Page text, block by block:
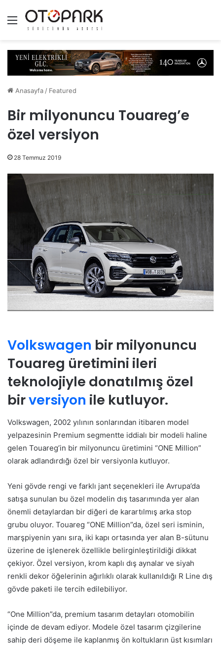
Menü
Anasayfa / Featured
Bir milyonuncu Touareg’e
özel versiyon
28 Temmuz 2019
Volkswagen bir milyonuncu
Touareg üretimini ileri
teknolojiyle donatılmış özel
birversiyon ile kutluyor.
Volkswagen, 2002 yılının sonlarından itibaren model
yelpazesinin Premium segmentte iddialı bir modeli haline
gelen Touareg’in bir milyonuncu üretimini “ONE Million”
olarak adlandırdığı özel bir versiyonla kutluyor.
Yeni gövde rengi ve farklı jant seçenekleri ile Avrupa’da
satışa sunulan bu özel modelin dış tasarımında yer alan
önemli detaylardan bir diğeri de karartılmış arka stop
grubu oluyor. Touareg “ONE Million”da, özel seri isminin,
marşpiyenin yanı sıra, iki kapı ortasında yer alan B-sütunu
üzerine de işlenerek özellikle belirginleştirildiği dikkat
çekiyor. Özel versiyon, krom kaplı dış aynalar ve siyah
renkli dekor öğelerinin ağırlıklı olarak kullanıldığı R Line dış
gövde paketi ile tercih edilebiliyor.
“One Million”da, premium tasarım detayları otomobilin
içinde de devam ediyor. Modele özel tasarım çizgilerine
sahip deri döşeme ile kaplanmış ön koltukların üst kısımları